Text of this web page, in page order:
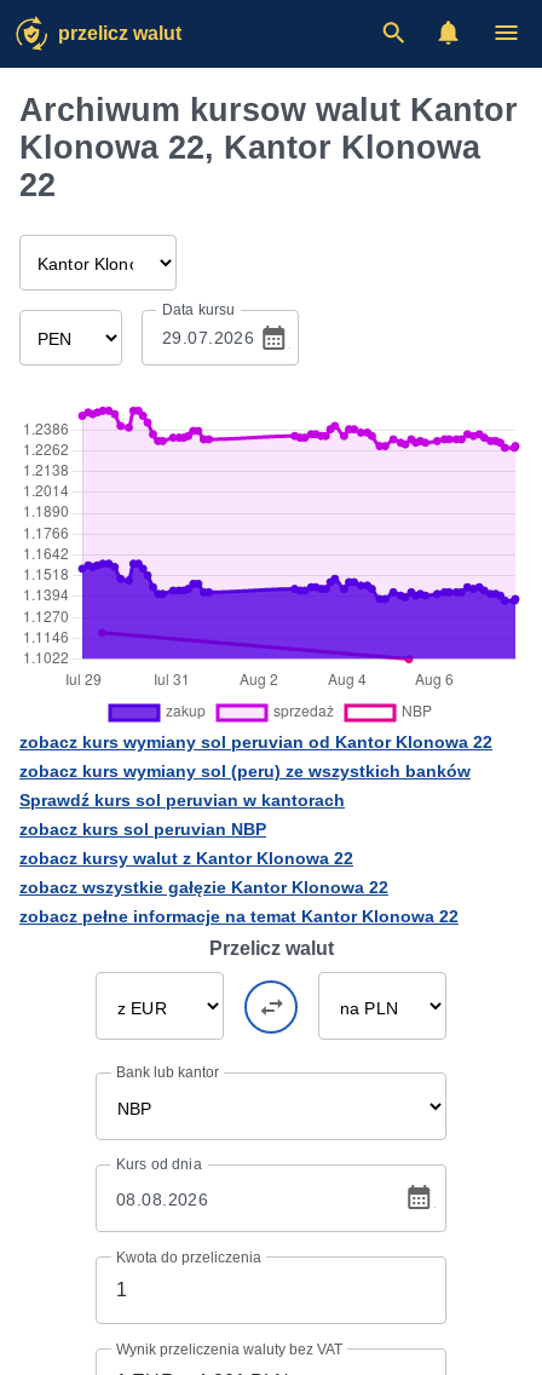
przelicz walut
Archiwum kursow walut Kantor
Klonowa 22, Kantor Klonowa
22
Data kursu
zobacz kurs wymiany sol peruvian od Kantor Klonowa 22
zobacz kurs wymiany sol (peru) ze wszystkich banków
Sprawdź kurs sol peruvian w kantorach
zobacz kurs sol peruvian NBP
zobacz kursy walut z Kantor Klonowa 22
zobacz wszystkie gałęzie Kantor Klonowa 22
zobacz pełne informacje na temat Kantor Klonowa 22
Przelicz walut
Bank lub kantor
Kurs od dnia
Kwota do przeliczenia
Wynik przeliczenia waluty bez VAT